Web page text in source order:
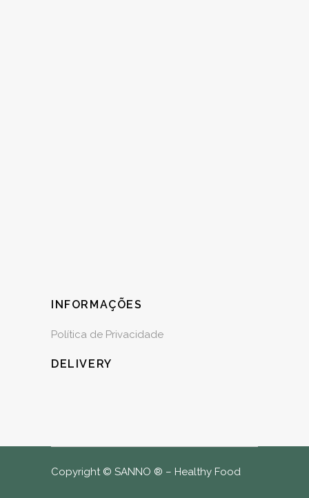
INFORMAÇÕES
Política de Privacidade
DELIVERY
Copyright © SANNO ® – Healthy Food